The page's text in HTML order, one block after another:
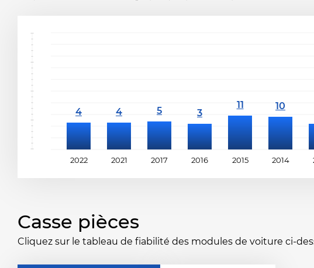
2022 2021 2017 2016 2015 2014
Casse pièces
Cliquez sur le tableau de fiabilité des modules de voiture ci-